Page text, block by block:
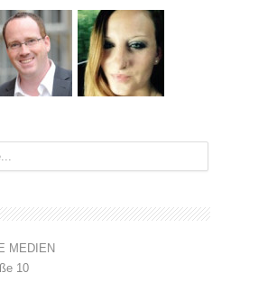
MEDIEN
10